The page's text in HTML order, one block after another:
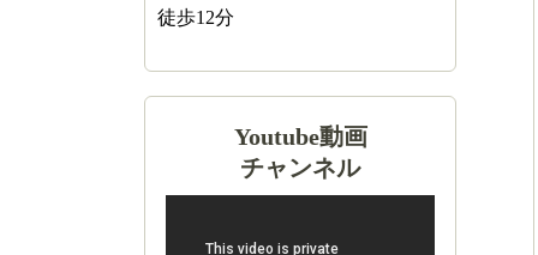
徒歩12分
Youtube動画
チャンネル